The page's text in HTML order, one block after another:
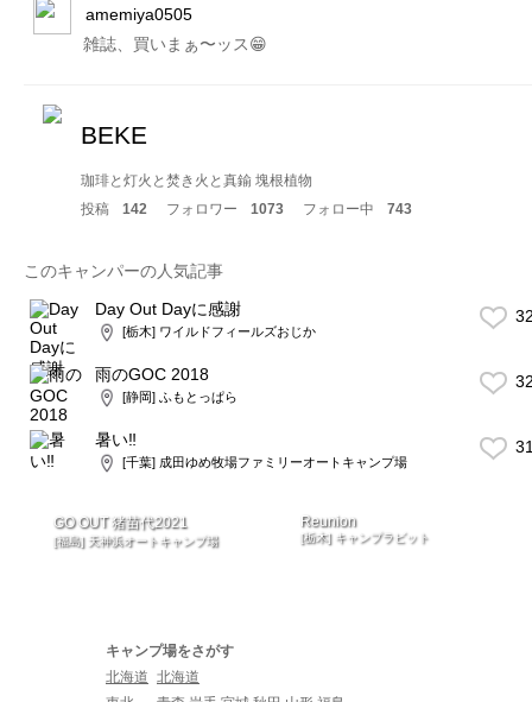
amemiya0505
雑誌、買いまぁ〜ッス😁
BEKE
珈琲と灯火と焚き火と真鍮 塊根植物
投稿
142 フォロワー 1073 フォロー中 743
このキャンパーの人気記事
Day Out Dayに感謝
[栃木] ワイルドフィールズおじか
雨のGOC 2018
[静岡] ふもとっぱら
暑い‼︎
[千葉] 成田ゆめ牧場ファミリーオートキャンプ場
GO OUT 猪苗代2021
[福島] 天神浜オートキャンプ場
Reunion
[栃木] キャンプラビット
キャンプ場をさがす
北海道 北海道